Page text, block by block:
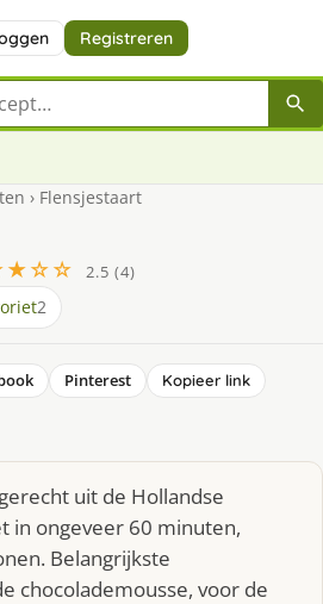
Registreren
› Flensjestaart
2.5 (4)
2
Pinterest
Kopieer link
uit de Hollandse
in ongeveer 60 minuten,
Belangrijkste
chocolademousse, voor de